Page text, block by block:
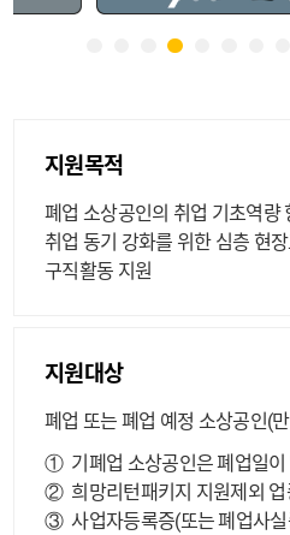
지원목적
폐업 소상공인의 취업 기초역량
취업 동기 강화를 위한 심층 현
구직활동 지원
지원대상
폐업 또는 폐업 예정 소상공인(
① 기폐업 소상공인은 폐업일
② 희망리턴패키지 지원제외
③ 사업자등록증(또는 폐업사